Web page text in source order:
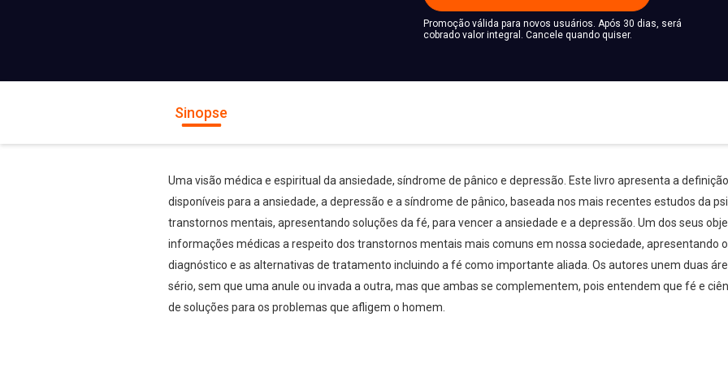
Promoção válida para novos usuários. Após 30 dias, será
cobrado valor integral. Cancele quando quiser.
Sinopse
Uma visão médica e espiritual da ansiedade, síndrome de pânico e depressão. Este livro apresenta a
disponíveis para a ansiedade, a depressão e a síndrome de pânico, baseada nos mais recentes estudos da
transtornos mentais, apresentando soluções da fé, para vencer a ansiedade e a depressão. Um dos seus
informações médicas a respeito dos transtornos mentais mais comuns em nossa sociedade, apresentando
diagnóstico e as alternativas de tratamento incluindo a fé como importante aliada. Os autores unem duas
sério, sem que uma anule ou invada a outra, mas que ambas se complementem, pois entendem que fé e
de soluções para os problemas que afligem o homem.